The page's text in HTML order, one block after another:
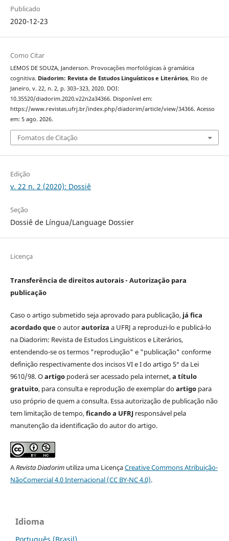
Publicado
2020-12-23
Como Citar
LEMOS DE SOUZA, Janderson. Provocações morfológicas à gramática
cognitiva. Diadorim: Revista de Estudos Linguísticos e Literários, Rio de
Janeiro, v. 22, n. 2, p. 303–323, 2020. DOI:
10.35520/diadorim.2020.v22n2a34366. Disponível em:
https://www.revistas.ufrj.br/index.php/diadorim/article/view/34366. Acesso
em: 5 ago. 2026.
Fomatos de Citação
Edição
v. 22 n. 2 (2020): Dossiê
Seção
Dossiê de Língua/Language Dossier
Licença
Transferência de direitos autorais - Autorização para
publicação
Caso o artigo submetido seja aprovado para publicação, já fica
acordado queo autorautoriza a UFRJ a reproduzi-lo e publicá-lo
na Diadorim: Revista de Estudos Linguísticos e Literários,
entendendo-se os termos "reprodução" e "publicação" conforme
definição respectivamente dos incisos VI e I do artigo 5° da Lei
9610/98. Oartigopoderá ser acessado pela internet,a título
gratuito, para consulta e reprodução de exemplar doartigopara
uso próprio de quem a consulta. Essa autorização de publicação não
tem limitação de tempo,ficando a UFRJresponsável pela
manutenção da identificação do autor do artigo.
ARevista Diadorimutiliza uma LicençaCreative Commons Atribuição-
NãoComercial 4.0 Internacional (CC BY-NC 4.0).
Idioma